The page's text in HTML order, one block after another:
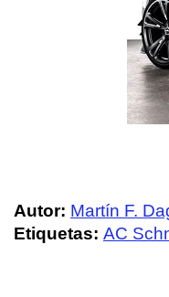
Autor: Martín F.
Etiquetas: AC